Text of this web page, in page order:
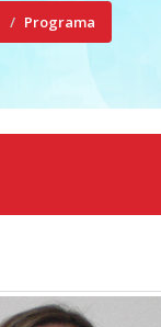
Programa